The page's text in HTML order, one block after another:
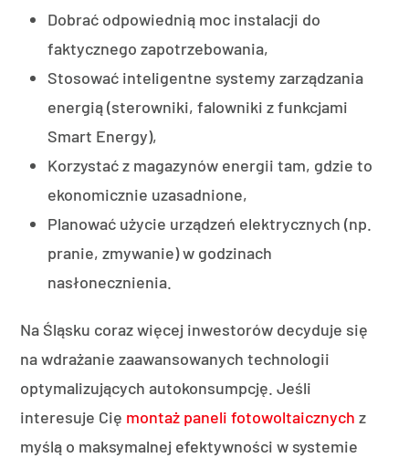
Dobrać odpowiednią moc instalacji do
faktycznego zapotrzebowania,
Stosować inteligentne systemy zarządzania
energią (sterowniki, falowniki z funkcjami
Smart Energy),
Korzystać z magazynów energii tam, gdzie to
ekonomicznie uzasadnione,
Planować użycie urządzeń elektrycznych (np.
pranie, zmywanie) w godzinach
nasłonecznienia.
Na Śląsku coraz więcej inwestorów decyduje się
na wdrażanie zaawansowanych technologii
optymalizujących autokonsumpcję. Jeśli
interesuje Cię montaż paneli fotowoltaicznych z
myślą o maksymalnej efektywności w systemie